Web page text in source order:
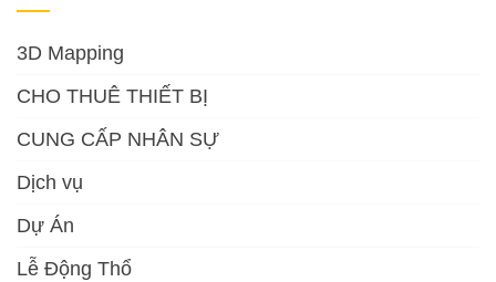
3D Mapping
CHO THUÊ THIẾT BỊ
CUNG CẤP NHÂN SỰ
Dịch vụ
Dự Án
Lễ Động Thổ